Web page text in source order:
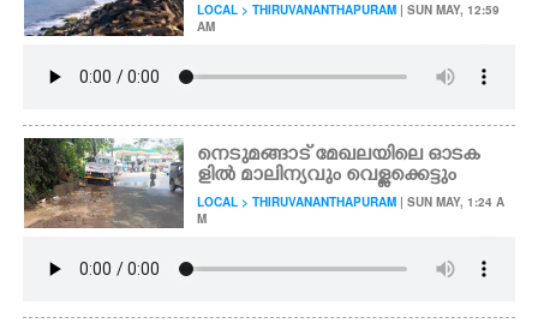
LOCAL > THIRUVANANTHAPURAM | SUN MAY, 12:59
AM
നെടുമങ്ങാട് മേഖലയിലെ ഓടക
ളിൽ മാലിന്യവും വെള്ളക്കെട്ടും
LOCAL > THIRUVANANTHAPURAM | SUN MAY, 1:24 A
M